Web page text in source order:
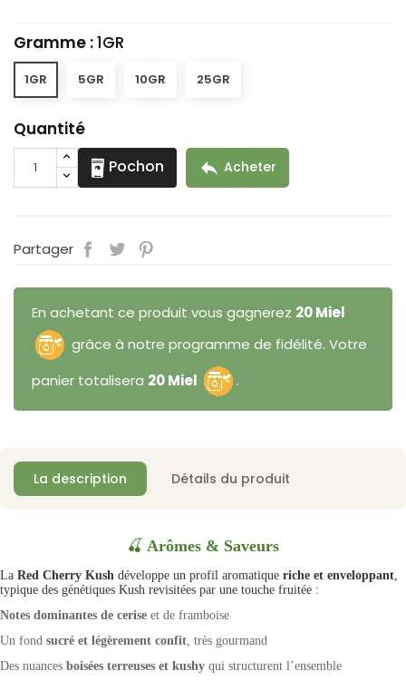
Gramme :1GR
1GR 5GR 10GR 25GR
Quantité
Pochon  Acheter
Partager
En achetant ce produit vous gagnerez 20 Miel
grâce à notre programme de fidélité. Votre
panier totalisera 20 Miel .
La description Détails du produit
🍒 Arômes & Saveurs
La Red Cherry Kush développe un profil aromatique riche et enveloppant,
typique des génétiques Kush revisitées par une touche fruitée :
Notes dominantes de cerise et de framboise
Un fond sucré et légèrement confit, très gourmand
Des nuances boisées terreuses et kushy qui structurent l’ensemble